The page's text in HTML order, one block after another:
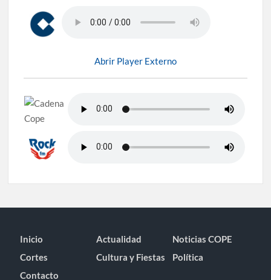
Abrir Player Externo
Inicio Actualidad
Noticias COPE
Cortes
Cultura y Fiestas
Política
Contacto